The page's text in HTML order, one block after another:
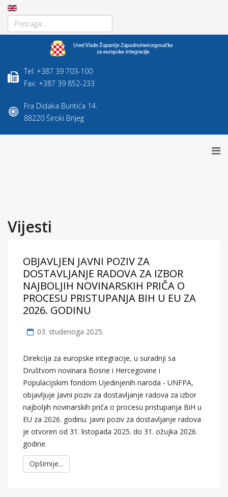
Tel: +387 39 703-100
Fax: +387 39 852-233
Fra Didaka Buntića 14.
88220 Široki Brijeg
Vijesti
OBJAVLJEN JAVNI POZIV ZA
DOSTAVLJANJE RADOVA ZA IZBOR
NAJBOLJIH NOVINARSKIH PRIČA O
PROCESU PRISTUPANJA BIH U EU ZA
2026. GODINU
03. studenoga 2025.
Direkcija za europske integracije, u suradnji sa
Društvom novinara Bosne i Hercegovine i
Populacijskim fondom Ujedinjenih naroda - UNFPA,
objavljuje Javni poziv za dostavljanje radova za izbor
najboljih novinarskih priča o procesu pristupanja BiH u
EU za 2026. godinu. Javni poziv za dostavljanje radova
je otvoren od 31. listopada 2025. do 31. ožujka 2026.
godine.
Opširnije...